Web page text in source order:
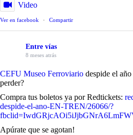
Video
Ver en facebook · Compartir
Entre vías
8 meses atrás
CEFU Museo Ferroviario despide el
perder?
Compra tus boletos ya por Redtickets:
despide-el-ano-EN-TREN/26066/?
Apúrate que se agotan!